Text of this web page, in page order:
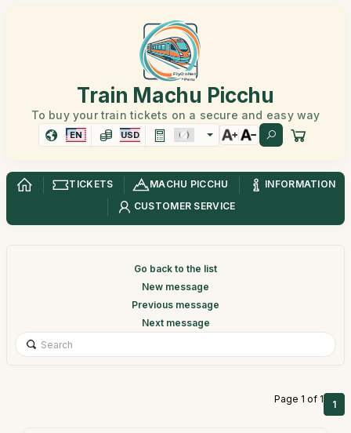
Train Machu Picchu
To buy your train tickets on a secure and easy way
EN USD
TICKETS MACHU PICCHU
INFORMATION
CUSTOMER SERVICE
Go back to the list
New message
Previous message
Next message
Page 1 of 1 1